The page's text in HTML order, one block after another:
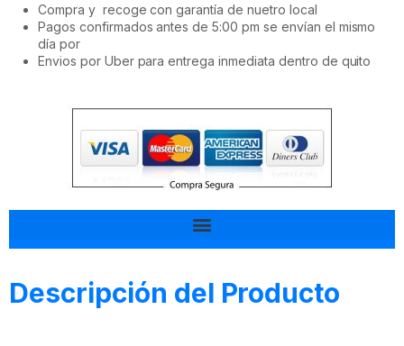
Compra y recoge con garantía de nuetro local
Pagos confirmados antes de 5:00 pm se envían el mismo
día por
Envios por Uber para entrega inmediata dentro de quito
Descripción del Producto